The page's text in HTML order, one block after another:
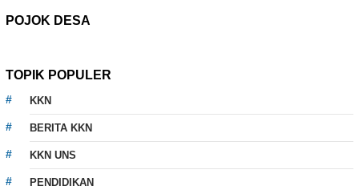
POJOK DESA
TOPIK POPULER
KKN
BERITA KKN
KKN UNS
PENDIDIKAN